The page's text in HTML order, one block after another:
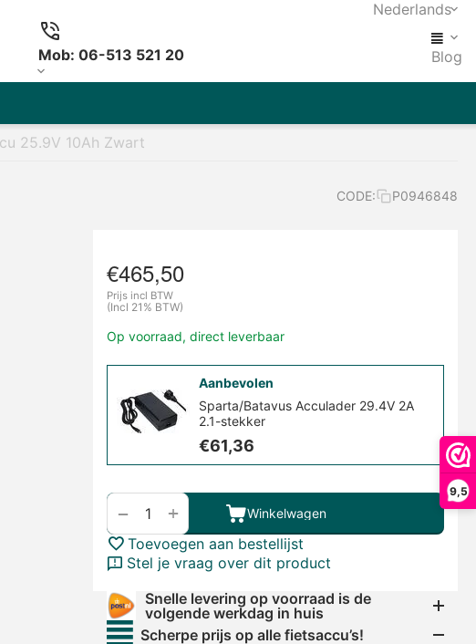
9,5
Nederlands
Mob: 06-513 521 20 Blog
25.9V 10Ah Zwart
CODE: P0946848
€465,50
Prijs incl BTW
(Incl 21% BTW)
Op voorraad, direct leverbaar
Aanbevolen
Sparta/Batavus Acculader 29.4V 2A
2.1-stekker
€61,36
+
− Winkelwagen
Toevoegen aan bestellijst
Stel je vraag over dit product
Snelle levering op voorraad is de
volgende werkdag in huis
Scherpe prijs op alle fietsaccu’s!